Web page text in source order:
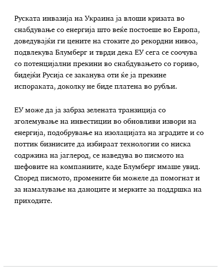
Руската инвазија на Украина ја влоши кризата во
снабдување со енергија што веќе постоеше во Европа,
доведувајќи ги цените на стоките до рекордни нивоа,
подвлекува Блумберг и тврди дека ЕУ сега се соочува
со потенцијални прекини во снабдувањето со гориво,
бидејќи Русија се заканува оти ќе ја прекине
испораката, доколку не биде платена во рубљи.
ЕУ може да ја забрза зелената транзиција со
зголемување на инвестиции во обновливи извори на
енергија, подобрување на изолацијата на зградите и со
поттик бизнисите да избираат технологии со ниска
содржина на јаглерод, се наведува во писмото на
шефовите на компаниите, каде Блумберг имаше увид.
Според писмото, промените би можеле да помогнат и
за намалување на даноците и мерките за поддршка на
приходите.